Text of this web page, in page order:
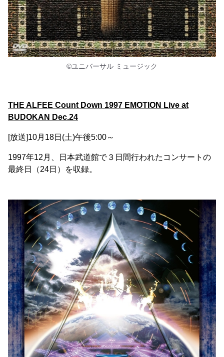
©ユニバーサル ミュージック
THE ALFEE Count Down 1997 EMOTION Live at
BUDOKAN Dec.24
[放送]10月18日(土)午後5:00～
1997年12月、日本武道館で３日間行われたコンサートの
最終日（24日）を収録。